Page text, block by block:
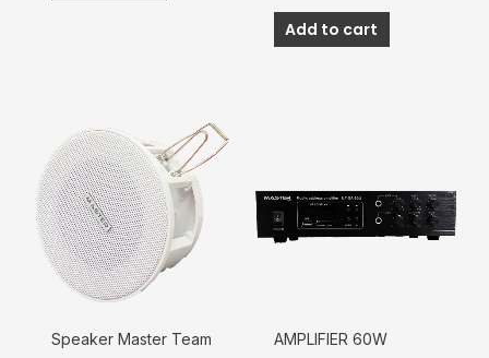
Add to cart
Speaker Master Team
AMPLIFIER 60W